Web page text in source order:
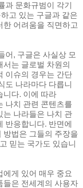
과 문화규범이 각기
고 있는 구글과 같은
한 어려움을 직면하고
어, 구글은 사실상 모
는 글로벌 차원의
이슈의 경우는 간단
도 나라마다 다릅니
니다. 이에 따라
나치 관련 콘텐츠를
는 나라들은 나치 관
반응합니다. 반면에
방법은 그들의 주장을
믿는 국가도 있습니
게 있어 매우 중요
들은 전세계의 사용자